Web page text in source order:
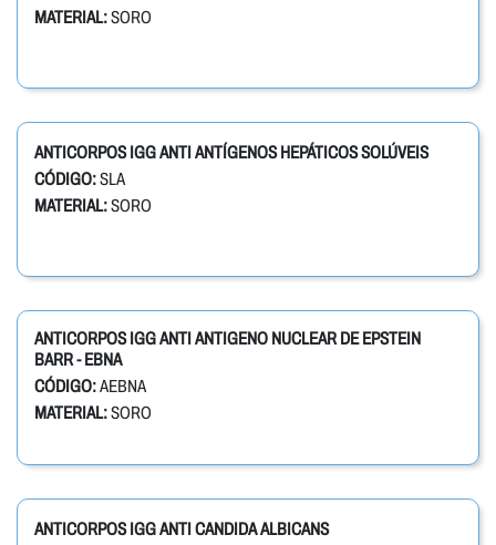
MATERIAL:SORO
ANTICORPOS IGG ANTI ANTÍGENOS HEPÁTICOS SOLÚVEIS
CÓDIGO:SLA
MATERIAL:SORO
ANTICORPOS IGG ANTI ANTIGENO NUCLEAR DE EPSTEIN
BARR - EBNA
CÓDIGO:AEBNA
MATERIAL:SORO
ANTICORPOS IGG ANTI CANDIDA ALBICANS